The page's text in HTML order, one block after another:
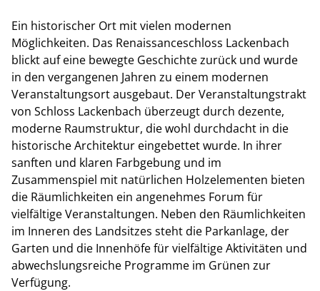
Ein historischer Ort mit vielen modernen
Möglichkeiten. Das Renaissanceschloss Lackenbach
blickt auf eine bewegte Geschichte zurück und wurde
in den vergangenen Jahren zu einem modernen
Veranstaltungsort ausgebaut. Der Veranstaltungstrakt
von Schloss Lackenbach überzeugt durch dezente,
moderne Raumstruktur, die wohl durchdacht in die
historische Architektur eingebettet wurde. In ihrer
sanften und klaren Farbgebung und im
Zusammenspiel mit natürlichen Holzelementen bieten
die Räumlichkeiten ein angenehmes Forum für
vielfältige Veranstaltungen. Neben den Räumlichkeiten
im Inneren des Landsitzes steht die Parkanlage, der
Garten und die Innenhöfe für vielfältige Aktivitäten und
abwechslungsreiche Programme im Grünen zur
Verfügung.